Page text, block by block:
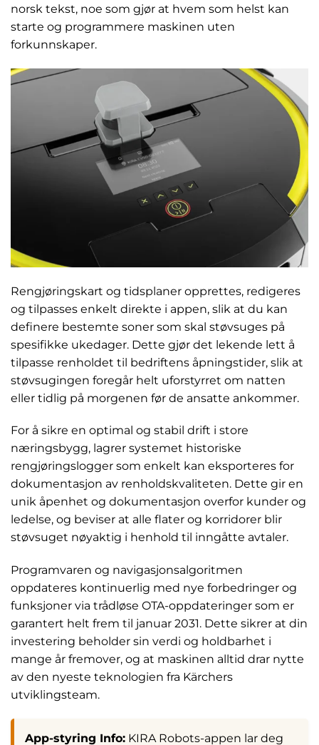
norsk tekst, noe som gjør at hvem som helst kan
starte og programmere maskinen uten
forkunnskaper.
Rengjøringskart og tidsplaner opprettes, redigeres
og tilpasses enkelt direkte i appen, slik at du kan
definere bestemte soner som skal støvsuges på
spesifikke ukedager. Dette gjør det lekende lett å
tilpasse renholdet til bedriftens åpningstider, slik at
støvsugingen foregår helt uforstyrret om natten
eller tidlig på morgenen før de ansatte ankommer.
For å sikre en optimal og stabil drift i store
næringsbygg, lagrer systemet historiske
rengjøringslogger som enkelt kan eksporteres for
dokumentasjon av renholdskvaliteten. Dette gir en
unik åpenhet og dokumentasjon overfor kunder og
ledelse, og beviser at alle flater og korridorer blir
støvsuget nøyaktig i henhold til inngåtte avtaler.
Programvaren og navigasjonsalgoritmen
oppdateres kontinuerlig med nye forbedringer og
funksjoner via trådløse OTA-oppdateringer som er
garantert helt frem til januar 2031. Dette sikrer at din
investering beholder sin verdi og holdbarhet i
mange år fremover, og at maskinen alltid drar nytte
av den nyeste teknologien fra Kärchers
utviklingsteam.
App-styring Info: KIRA Robots-appen lar deg